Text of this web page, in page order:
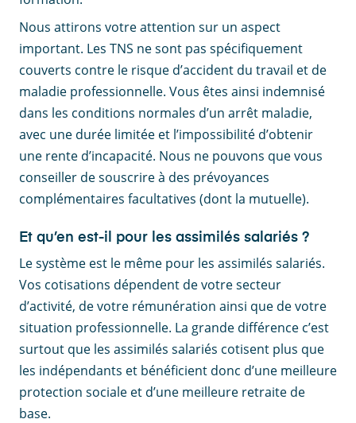
Nous attirons votre attention sur un aspect
important. Les TNS ne sont pas spécifiquement
couverts contre le risque d’accident du travail et de
maladie professionnelle. Vous êtes ainsi indemnisé
dans les conditions normales d’un arrêt maladie,
avec une durée limitée et l’impossibilité d’obtenir
une rente d’incapacité. Nous ne pouvons que vous
conseiller de souscrire à des prévoyances
complémentaires facultatives (dont la mutuelle).
Et qu’en est-il pour les assimilés salariés ?
Le système est le même pour les assimilés salariés.
Vos cotisations dépendent de votre secteur
d’activité, de votre rémunération ainsi que de votre
situation professionnelle. La grande différence c’est
surtout que les assimilés salariés cotisent plus que
les indépendants et bénéficient donc d’une meilleure
protection sociale et d’une meilleure retraite de
base.